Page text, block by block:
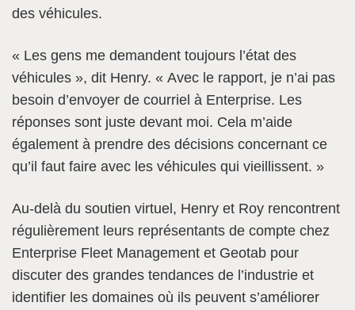
des véhicules.
« Les gens me demandent toujours l’état des
véhicules », dit Henry. « Avec le rapport, je n’ai pas
besoin d’envoyer de courriel à Enterprise. Les
réponses sont juste devant moi. Cela m’aide
également à prendre des décisions concernant ce
qu’il faut faire avec les véhicules qui vieillissent. »
Au-delà du soutien virtuel, Henry et Roy rencontrent
régulièrement leurs représentants de compte chez
Enterprise Fleet Management et Geotab pour
discuter des grandes tendances de l’industrie et
identifier les domaines où ils peuvent s’améliorer